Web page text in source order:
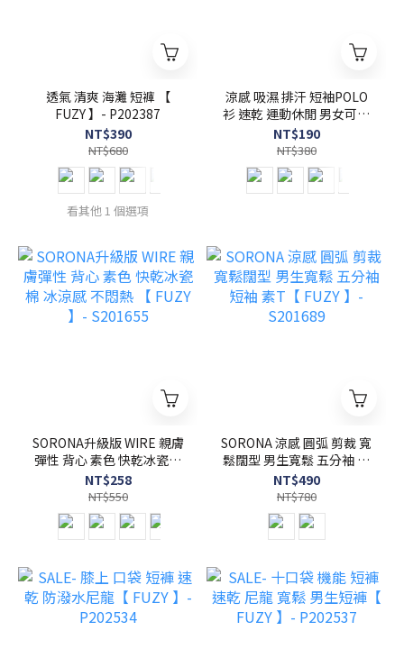
透氣 清爽 海灘 短褲 【
FUZY 】- P202387
NT$390
NT$680
看其他 1 個選項
涼感 吸濕 排汗 短袖POLO
衫 速乾 運動休閒 男女可穿
有超大尺碼5XL【 FUZY 】-
S201682
NT$190
NT$380
SORONA升級版 WIRE 親膚
彈性 背心 素色 快乾冰瓷棉
冰涼感 不悶熱 【 FUZY 】-
S201655
NT$258
NT$550
SORONA 涼感 圓弧 剪裁 寬
鬆闊型 男生寬鬆 五分袖 短
袖 素T【 FUZY 】-
S201689
NT$490
NT$780